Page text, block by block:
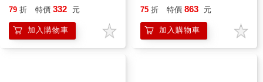
79 折 特價 332 元
加入購物車
75 折 特價 863 元
加入購物車